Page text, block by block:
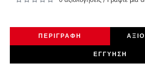
ΠΕΡΙΓΡΑΦΉ
ΕΓΓΎΗΣΗ